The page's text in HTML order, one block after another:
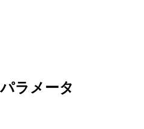
ラメータ